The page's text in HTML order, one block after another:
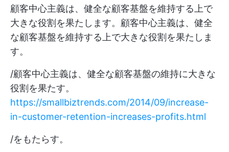
顧客中心主義は、健全な顧客基盤を維持する上で
大きな役割を果たします。顧客中心主義は、健全
な顧客基盤を維持する上で大きな役割を果たしま
す。
/顧客中心主義は、健全な顧客基盤の維持に大きな
役割を果たす。
https://smallbiztrends.com/2014/09/increase-
in-customer-retention-increases-profits.html
/をもたらす。